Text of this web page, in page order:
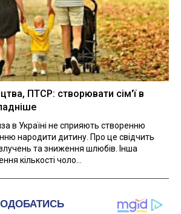
ПТСР: створювати сім'ї в
в Україні не сприяють створенню
народити дитину. Про це свідчить
та зниження шлюбів. Інша
кількості чоло...